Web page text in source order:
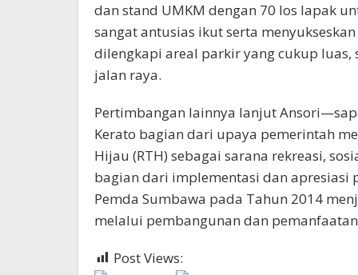
dan stand UMKM dengan 70 los lapak
sangat antusias ikut serta
dilengkapi areal parkir yang cukup
jalan raya.
Pertimbangan lainnya lanjut
Kerato bagian dari upaya pemerintah
Hijau (RTH) sebagai sarana rekreasi,
bagian dari implementasi dan apresiasi
Pemda Sumbawa pada Tahun 2014
melalui pembangunan dan
Post Views: